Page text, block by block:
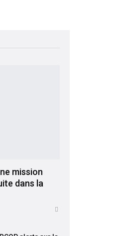
mission
dans la